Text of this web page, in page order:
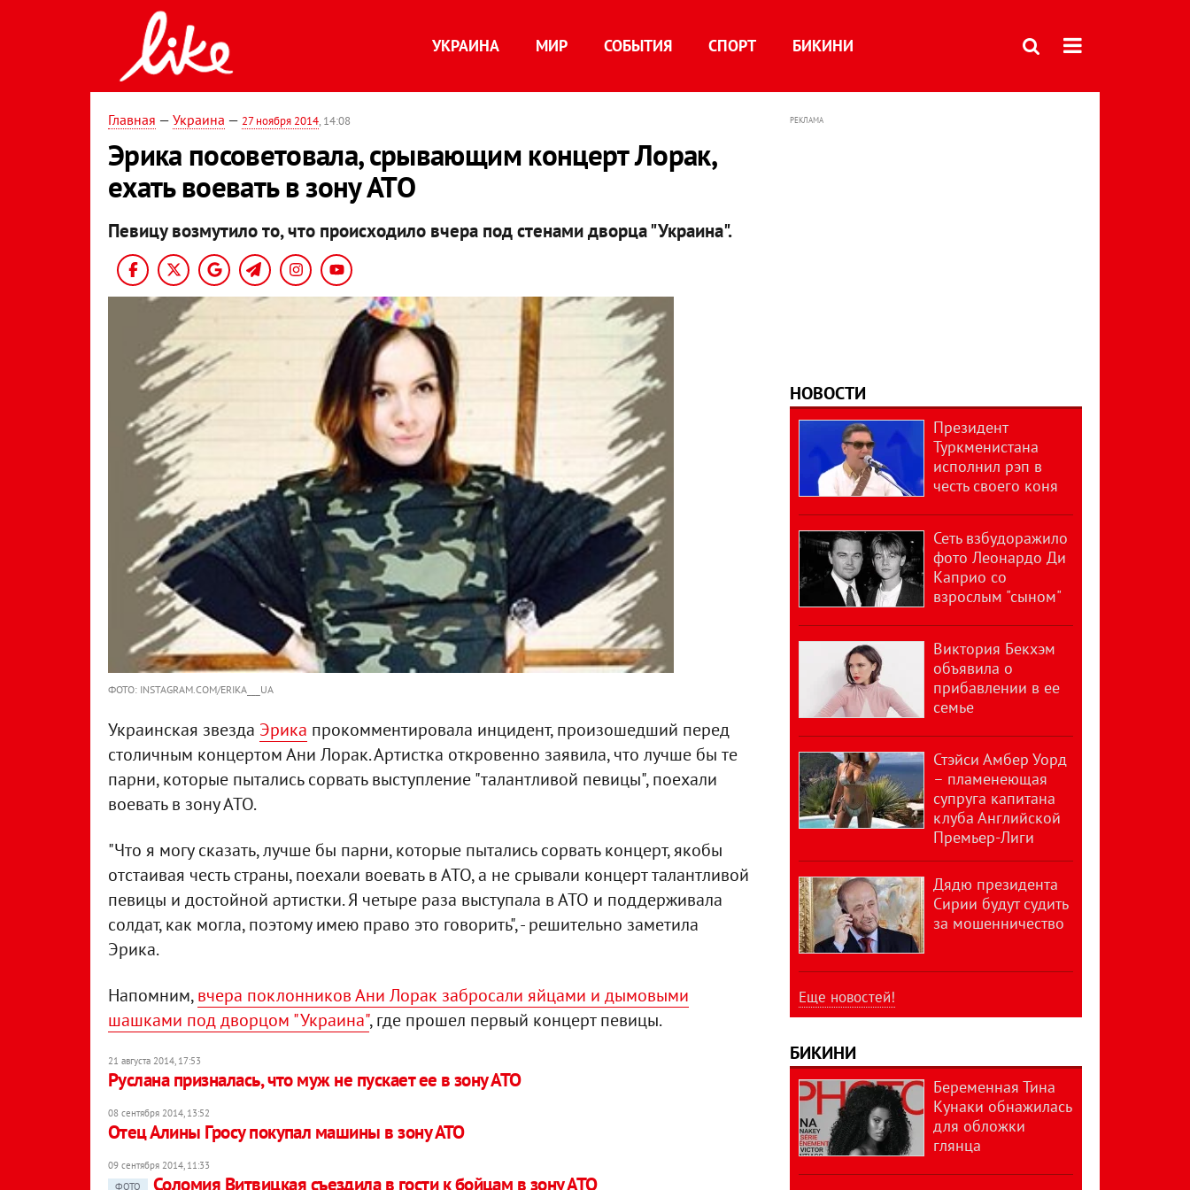
УКРАИНА МИР СОБЫТИЯ СПОРТ БИКИНИ
Главная — Украина — 27 ноября 2014, 14:08
Эрика посоветовала, срывающим концерт Лорак,
ехать воевать в зону АТО
Певицу возмутило то, что происходило вчера под стенами дворца "Украина".
ФОТО: INSTAGRAM.COM/ERIKA___UA
Украинская звезда Эрика прокомментировала инцидент, произошедший перед
столичным концертом Ани Лорак. Артистка откровенно заявила, что лучше бы те
парни, которые пытались сорвать выступление "талантливой певицы", поехали
воевать в зону АТО.
"Что я могу сказать, лучше бы парни, которые пытались сорвать концерт, якобы
отстаивая честь страны, поехали воевать в АТО, а не срывали концерт талантливой
певицы и достойной артистки. Я четыре раза выступала в АТО и поддерживала
солдат, как могла, поэтому имею право это говорить", - решительно заметила
Эрика.
Напомним,вчера поклонников Ани Лорак забросали яйцами и дымовыми
шашками под дворцом "Украина", где прошел первый концерт певицы.
21 августа 2014, 17:53
Руслана призналась, что муж не пускает ее в зону АТО
08 сентября 2014, 13:52
Отец Алины Гросу покупал машины в зону АТО
09 сентября 2014, 11:33
ФОТО
Соломия Витвицкая съездила в гости к бойцам в зону АТО
РЕКЛАМА
НОВОСТИ
Президент
Туркменистана
исполнил рэп в
честь своего коня
Сеть взбудоражило
фото Леонардо Ди
Каприо со
взрослым "сыном"
Виктория Бекхэм
объявила о
прибавлении в ее
семье
Стэйси Амбер Уорд
– пламенеющая
супруга капитана
клуба Английской
Премьер-Лиги
Дядю президента
Сирии будут судить
за мошенничество
Еще новостей!
БИКИНИ
Беременная Тина
Кунаки обнажилась
для обложки
глянца